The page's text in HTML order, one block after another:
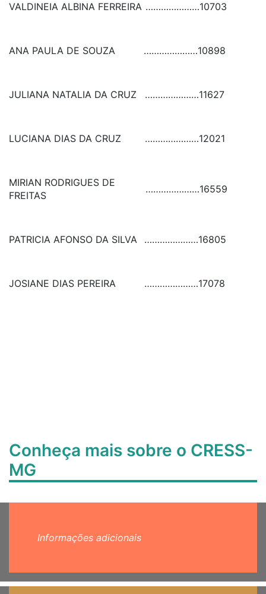
VALDINEIA ALBINA FERREIRA …………………10703
ANA PAULA DE SOUZA …………………10898
JULIANA NATALIA DA CRUZ …………………11627
LUCIANA DIAS DA CRUZ …………………12021
MIRIAN RODRIGUES DE
FREITAS
…………………16559
PATRICIA AFONSO DA SILVA …………………16805
JOSIANE DIAS PEREIRA …………………17078
Conheça mais sobre o CRESS-
MG
Informações adicionais